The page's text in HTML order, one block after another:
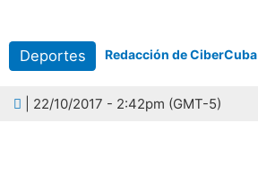
Deportes Redacción de CiberCuba
| 22/10/2017 - 2:42pm (GMT-5)